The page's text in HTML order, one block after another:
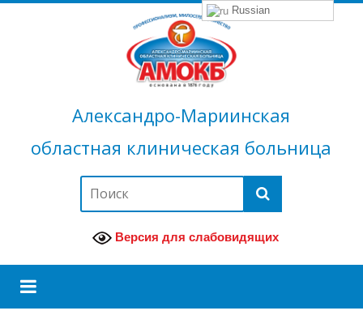
Александро-Мариинская
областная клиническая больница
Версия для слабовидящих
Russian